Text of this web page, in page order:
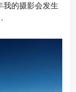
我的摄影会发生